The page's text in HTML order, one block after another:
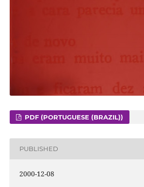
PDF (PORTUGUESE (BRAZIL))
PUBLISHED
2000-12-08